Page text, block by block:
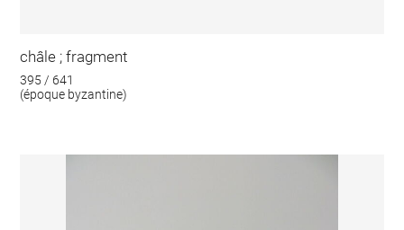
châle ; fragment
395 / 641
(époque byzantine)